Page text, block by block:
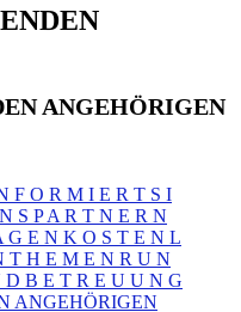
ANGEHÖRIGEN